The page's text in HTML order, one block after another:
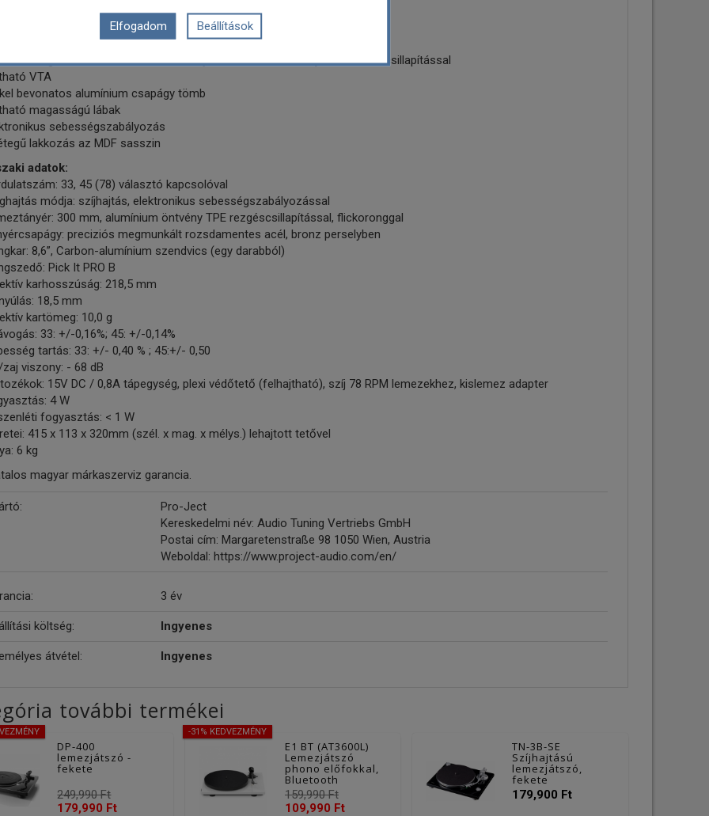
mini-XLR kimenet a szimmetrikus csatlakozáshoz
kimenettel is rendelkezik
colos carbon-alumínium hangkar
megmunkált alumínium lemeztányér a Pro-Ject által fejlesztett TPE csillapítással
VTA
bevonatos alumínium csapágy tömb
magasságú lábak
sebességszabályozás
lakkozás az MDF sasszin
adatok:
33, 45 (78) választó kapcsolóval
módja: szíjhajtás, elektronikus sebességszabályozással
300 mm, alumínium öntvény TPE rezgéscsillapítással, flickoronggal
preciziós megmunkált rozsdamentes acél, bronz perselyben
8,6”, Carbon-alumínium szendvics (egy darabból)
Pick It PRO B
karhosszúság: 218,5 mm
18,5 mm
kartömeg: 10,0 g
33: +/-0,16%; 45: +/-0,14%
tartás: 33: +/- 0,40 % ; 45:+/- 0,50
viszony: - 68 dB
15V DC / 0,8A tápegység, plexi védőtető (felhajtható), szíj 78 RPM lemezekhez, kislemez adapter
4 W
fogyasztás: < 1 W
415 x 113 x 320mm (szél. x mag. x mélys.) lehajtott tetővel
6 kg
magyar márkaszerviz garancia.
Pro-Ject
Kereskedelmi név: Audio Tuning Vertriebs GmbH
Postai cím: Margaretenstraße 98 1050 Wien, Austria
Weboldal: https://www.project-audio.com/en/
3 év
költség: Ingyenes
átvétel: Ingyenes
további termékei
DP-400
lemezjátszó -
fekete
249,990 Ft
179,990 Ft
-31% KEDVEZMÉNY
E1 BT (AT3600L)
Lemezjátszó
phono előfokkal,
Bluetooth
kimenettel, fehér
159,990 Ft
109,990 Ft
TN-3B-SE
Szíjhajtású
lemezjátszó,
fekete
179,900 Ft
Elfogadom Beállítások